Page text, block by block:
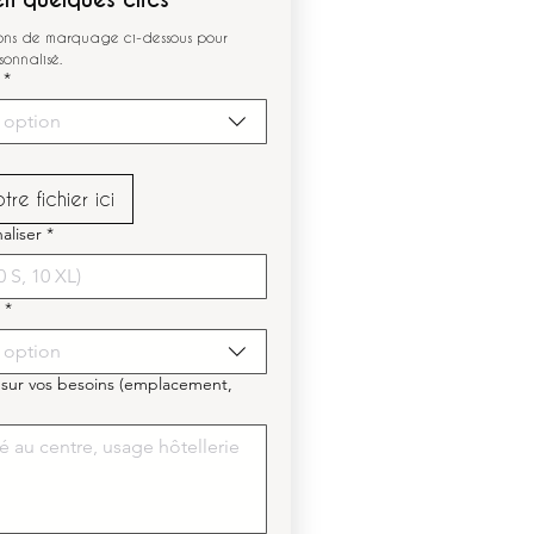
de marquage ci-dessous pour
*
option
fichier ici
*
*
option
vos besoins (emplacement,